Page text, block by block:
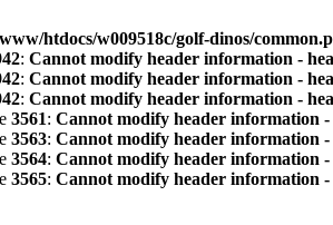
htdocs/w009518c/golf-dinos/
: Cannot modify header information -
: Cannot modify header information -
: Cannot modify header information -
3561: Cannot modify header information
3563: Cannot modify header information
3564: Cannot modify header information
3565: Cannot modify header information